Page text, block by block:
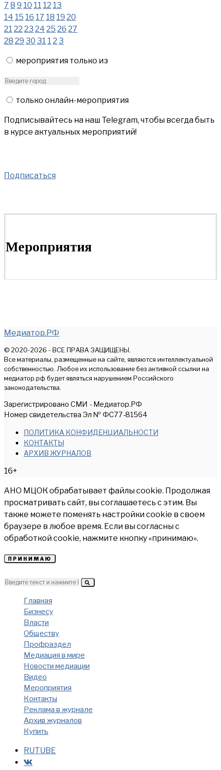
7 8 9 10 11 12 13
14 15 16 17 18 19 20
21 22 23 24 25 26 27
28 29 30 31 1 2 3
мероприятия только из
только онлайн-мероприятия
Подписывайтесь на наш Telegram, чтобы всегда быть
в курсе актуальных мероприятий!
Подписаться
Мероприятия
Медиатор.РФ
© 2020-2026 - ВСЕ ПРАВА ЗАЩИЩЕНЫ.
Все материалы, размещенные на сайте, являются интеллектуальной
собственностью. Любое их использование без активной ссылки на
медиатор.рф будет являться нарушением Российского
законодательства.
Зарегистрировано СМИ - Медиатор.РФ
Номер свидетельства Эл № ФС77-81564
ПОЛИТИКА КОНФИДЕНЦИАЛЬНОСТИ
КОНТАКТЫ
АРХИВ ЖУРНАЛОВ
16+
АНО МЦОК обрабатывает файлы cookie. Продолжая
просматривать сайт, вы соглашаетесь с этим. Вы
также можете поменять настройки cookie в своем
браузере в любое время. Если вы согласны с
обработкой cookie, нажмите кнопку «принимаю».
ПРИНИМАЮ
Главная
Бизнесу
Власти
Обществу
Профраздел
Медиация в мире
Новости медиации
Видео
Мероприятия
Контакты
Реклама в журнале
Архив журналов
Купить
RUTUBE